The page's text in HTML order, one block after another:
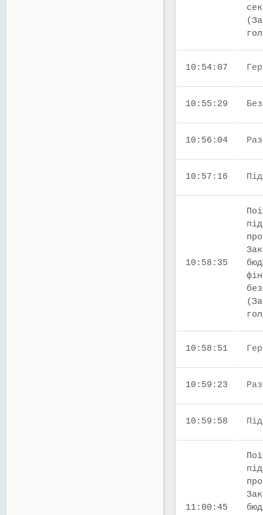
10:54:07
10:55:29
10:56:04
10:57:16
10:58:35
10:58:51
10:59:23
10:59:58
11:00:45